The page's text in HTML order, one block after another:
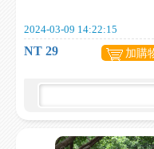
2024-03-09 14:22:15
NT 29 加購